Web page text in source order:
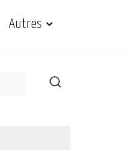
Autres